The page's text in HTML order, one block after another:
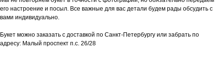
его настроение и посыл. Все важные для вас детали будем рады обсудить с
вами индивидуально.
Букет можно заказать с доставкой по Санкт-Петербургу или забрать по
адресу: Малый проспект п.с. 26/28